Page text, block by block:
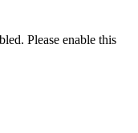
Please enable this